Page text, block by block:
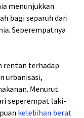
menunjukkan
bagi separuh dari
Seperempatnya
rentan terhadap
urbanisasi,
Menurut
seperempat laki-
kelebihan berat